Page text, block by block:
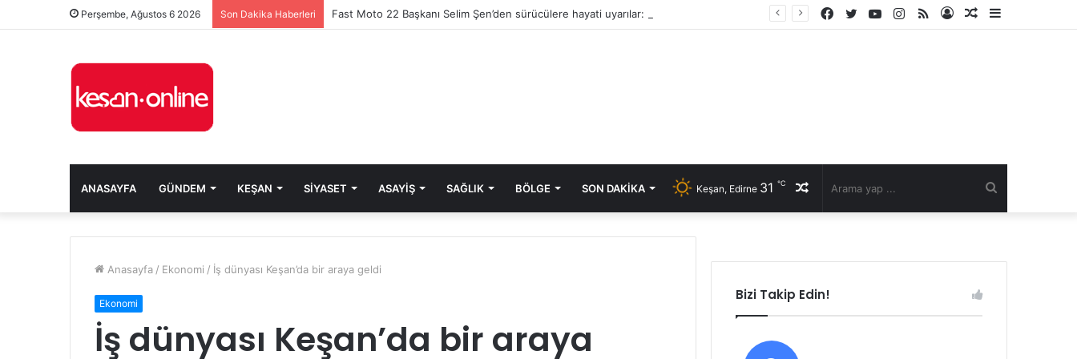
Perşembe, Ağustos 6 2026 Son Dakika Haberleri
Kenar
Rastgele
Kayıt
RSS
Instagram
YouTube
Twitter
Facebook
ANASAYFA GÜNDEM KEŞAN SIYASET ASAYIŞ SAĞLIK BÖLGE SON DAKIKA Rastgele
Keşan, Edirne 31 ℃
Anasayfa / Ekonomi / İş dünyası Keşan’da bir araya geldi
Ekonomi
İş dünyası Keşan’da bir araya
Bizi Takip Edin!